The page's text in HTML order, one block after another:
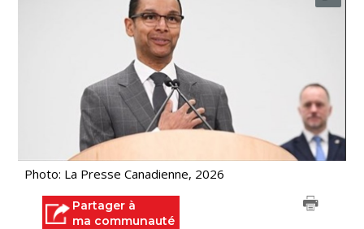
Photo: La Presse Canadienne, 2026
Partager à
ma communauté